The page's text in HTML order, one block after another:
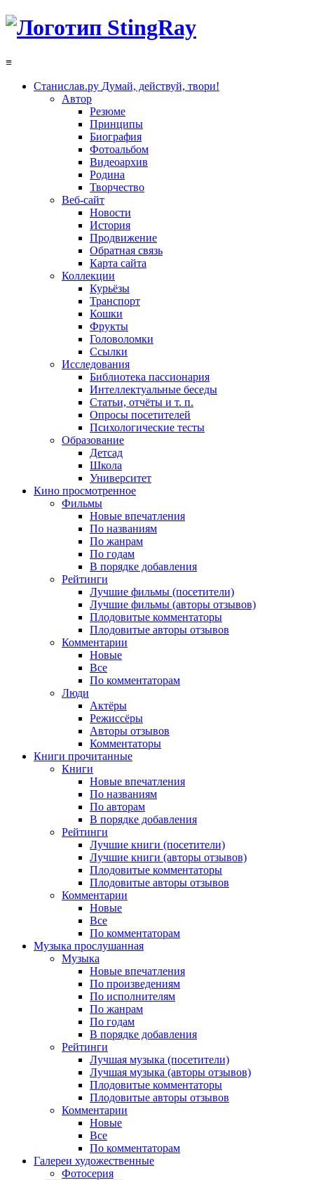
≡
Станислав.ру Думай, действуй, твори!
Автор
Резюме
Принципы
Биография
Фотоальбом
Видеоархив
Родина
Творчество
Веб-сайт
Новости
История
Продвижение
Обратная связь
Карта сайта
Коллекции
Курьёзы
Транспорт
Кошки
Фрукты
Головоломки
Ссылки
Исследования
Библиотека пассионария
Интеллектуальные беседы
Статьи, отчёты и т. п.
Опросы посетителей
Психологические тесты
Образование
Детсад
Школа
Университет
Кино просмотренное
Фильмы
Новые впечатления
По названиям
По жанрам
По годам
В порядке добавления
Рейтинги
Лучшие фильмы (посетители)
Лучшие фильмы (авторы отзывов)
Плодовитые комментаторы
Плодовитые авторы отзывов
Комментарии
Новые
Все
По комментаторам
Люди
Актёры
Режиссёры
Авторы отзывов
Комментаторы
Книги прочитанные
Книги
Новые впечатления
По названиям
По авторам
В порядке добавления
Рейтинги
Лучшие книги (посетители)
Лучшие книги (авторы отзывов)
Плодовитые комментаторы
Плодовитые авторы отзывов
Комментарии
Новые
Все
По комментаторам
Музыка прослушанная
Музыка
Новые впечатления
По произведениям
По исполнителям
По жанрам
По годам
В порядке добавления
Рейтинги
Лучшая музыка (посетители)
Лучшая музыка (авторы отзывов)
Плодовитые комментаторы
Плодовитые авторы отзывов
Комментарии
Новые
Все
По комментаторам
Галереи художественные
Фотосерия